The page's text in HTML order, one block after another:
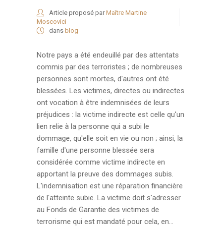
Article proposé par Maître Martine
Moscovici
dans blog
Notre pays a été endeuillé par des attentats
commis par des terroristes ; de nombreuses
personnes sont mortes, d'autres ont été
blessées. Les victimes, directes ou indirectes
ont vocation à être indemnisées de leurs
préjudices : la victime indirecte est celle qu'un
lien relie à la personne qui a subi le
dommage, qu'elle soit en vie ou non ; ainsi, la
famille d'une personne blessée sera
considérée comme victime indirecte en
apportant la preuve des dommages subis.
L'indemnisation est une réparation financière
de l'atteinte subie. La victime doit s'adresser
au Fonds de Garantie des victimes de
terrorisme qui est mandaté pour cela, en...